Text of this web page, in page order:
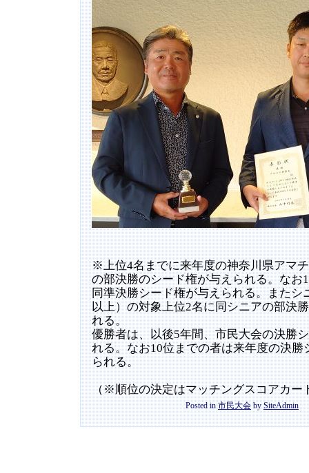
※上位4名までに来年度の神奈川県アマ
の部決勝のシード権が与えられる。なお
同準決勝シード権が与えられる。またシ
以上）の対象上位2名に同シニアの部決
れる。
優勝者は、以後5年間、市民大会の決勝
れる。なお10位までの者は来年度の決勝
られる。
（※順位の決定はマッチングスコアカー
Posted in市民大会bySiteAdmin